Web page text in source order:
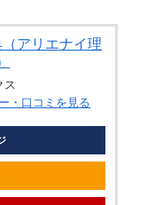
アリエナイ理
ス
・口コミを見る